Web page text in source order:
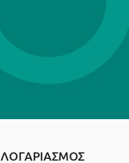
ΛΟΓΑΡΙΑΣΜΟΣ